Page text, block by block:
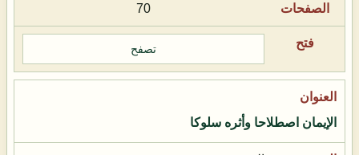
70
تصفح
الإيمان اصطلاحا وأثره سلوكا